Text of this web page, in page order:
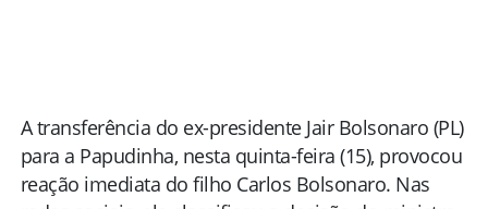
A transferência do ex-presidente Jair Bolsonaro (PL)
para a Papudinha, nesta quinta-feira (15), provocou
reação imediata do filho Carlos Bolsonaro. Nas